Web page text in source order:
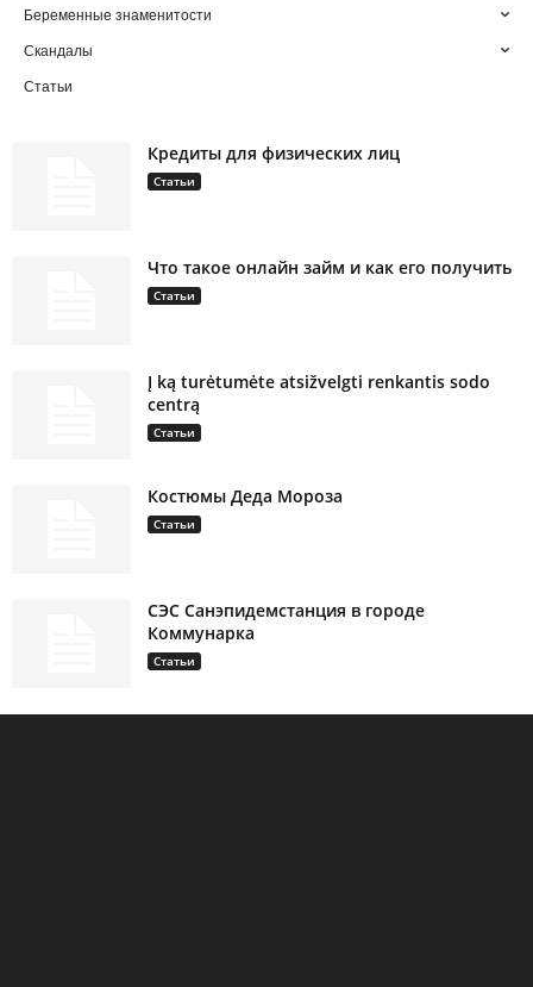
Беременные знаменитости
Скандалы
Статьи
Кредиты для физических лиц
Статьи
Что такое онлайн займ и как его получить
Статьи
Į ką turėtumėte atsižvelgti renkantis sodo
centrą
Статьи
Костюмы Деда Мороза
Статьи
СЭС Санэпидемстанция в городе
Коммунарка
Статьи